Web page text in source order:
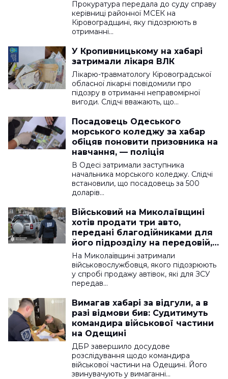
Прокуратура передала до суду справу
керівниці районної МСЕК на
Кіровоградщині, яку підозрюють в
отриманні…
У Кропивницькому на хабарі
затримали лікаря ВЛК
Лікарю-травматологу Кіровоградської
обласної лікарні повідомили про
підозру в отриманні неправомірної
вигоди. Слідчі вважають, що…
Посадовець Одеського
морського коледжу за хабар
обіцяв поновити призовника на
навчання, — поліція
В Одесі затримали заступника
начальника морського коледжу. Слідчі
встановили, що посадовець за 500
доларів…
Військовий на Миколаївщині
хотів продати три авто,
передані благодійниками для
його підрозділу на передовій,
— ДБР
На Миколаївщині затримали
військовослужбовця, якого підозрюють
у спробі продажу автівок, які для ЗСУ
передав…
Вимагав хабарі за відгули, а в
разі відмови бив: Судитимуть
командира військової частини
на Одещині
ДБР завершило досудове
розслідування щодо командира
військової частини на Одещині. Його
звинувачують у вимаганні…